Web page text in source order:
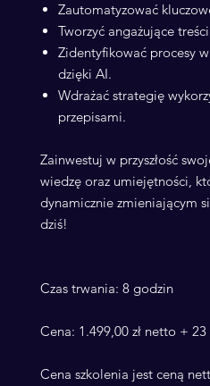
Zautomatyzować
Tworzyć angażujące
Zidentyfikować procesy
dzięki AI.
Wdrażać strategię
przepisami.
Zainwestuj w przyszłość
wiedzę oraz umiejętności,
dynamicznie zmieniającym
dziś!
Czas trwania: 8 godzin
Cena: 1.499,00 zł netto + 23
Cena szkolenia jest ceną